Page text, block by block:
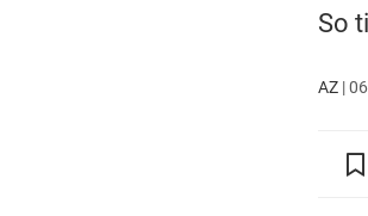
So
AZ|